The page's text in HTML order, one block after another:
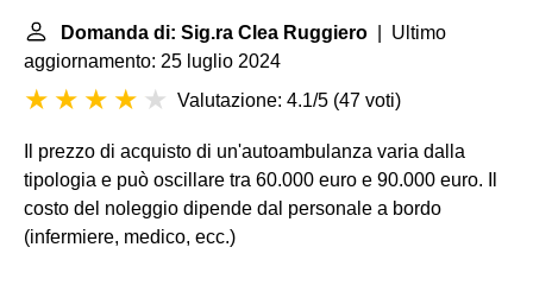
Domanda di: Sig.ra Clea Ruggiero | Ultimo
aggiornamento: 25 luglio 2024
Valutazione: 4.1/5 (47 voti)
Il prezzo di acquisto di un'autoambulanza varia dalla
tipologia e può oscillare tra 60.000 euro e 90.000 euro. Il
costo del noleggio dipende dal personale a bordo
(infermiere, medico, ecc.)